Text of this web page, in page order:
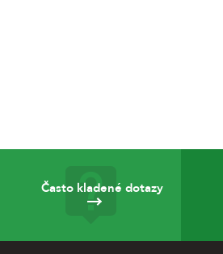
Často kladené dotazy